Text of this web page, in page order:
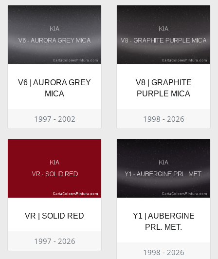
V6 | AURORA GREY
MICA
1997 - 2002
V8 | GRAPHITE
PURPLE MICA
1998 - 2026
VR | SOLID RED
1997 - 2026
Y1 | AUBERGINE
PRL. MET.
1998 - 2026